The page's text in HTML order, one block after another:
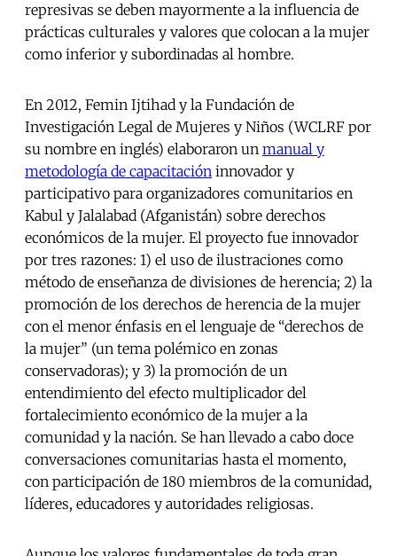
represivas se deben mayormente a la influencia de
prácticas culturales y valores que colocan a la mujer
como inferior y subordinadas al hombre.
En 2012, Femin Ijtihad y la Fundación de
Investigación Legal de Mujeres y Niños (WCLRF por
su nombre en inglés) elaboraron un manual y
metodología de capacitación innovador y
participativo para organizadores comunitarios en
Kabul y Jalalabad (Afganistán) sobre derechos
económicos de la mujer. El proyecto fue innovador
por tres razones: 1) el uso de ilustraciones como
método de enseñanza de divisiones de herencia; 2) la
promoción de los derechos de herencia de la mujer
con el menor énfasis en el lenguaje de “derechos de
la mujer” (un tema polémico en zonas
conservadoras); y 3) la promoción de un
entendimiento del efecto multiplicador del
fortalecimiento económico de la mujer a la
comunidad y la nación. Se han llevado a cabo doce
conversaciones comunitarias hasta el momento,
con participación de 180 miembros de la comunidad,
líderes, educadores y autoridades religiosas.